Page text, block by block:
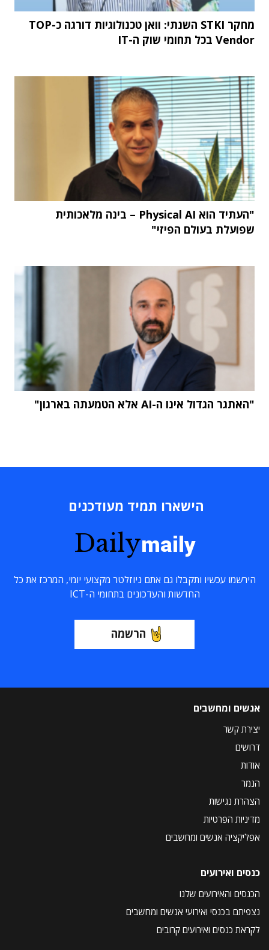
מחקר STKI השנתי: וואן טכנולוגיות דורגה כ-TOP
Vendor בכל תחומי שוק ה-IT
"העתיד הוא Physical AI – בינה מלאכותית
שפועלת בעולם הפיזי"
"האתגר הגדול אינו ה-AI אלא הטמעתה בארגון"
הישארו תמיד מעודכנים
Dailymaily
הירשמו עכשיו ותקבלו גם אתם ניוזלטר מקצועי יומי, המרכז את כל
החדשות והעדכונים בתחומי ה-ICT
הרשמה
אנשים ומחשבים
יצירת קשר
דרושים
אודות
הנמר
הצהרת נגישות
מדיניות הפרטיות
אפליקציה אנשים ומחשבים
כנסים ואירועים
הכנסים והאירועים שלנו
נצפיתם בכנסי ואירועי אנשים ומחשבים
לקראת כנסים ואירועים קרובים